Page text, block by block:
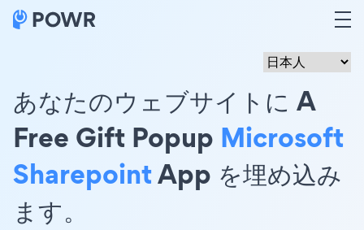
あなたのウェブサイトに A
Free Gift Popup Microsoft
SharepointApp を埋め込み
ます。